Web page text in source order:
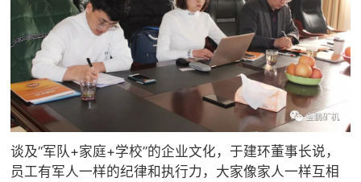
谈及“军队+家庭+学校”的企业文化，于建环董事长说，
员工有军人一样的纪律和执行力，大家像家人一样互相